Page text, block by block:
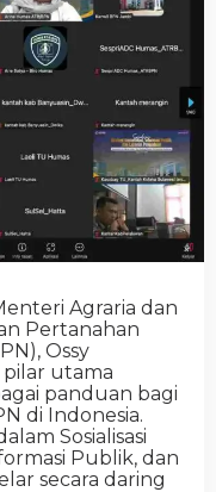
Agraria dan
Pertanahan
Ossy
utama
panduan bagi
di Indonesia.
Sosialisasi
Publik, dan
secara daring